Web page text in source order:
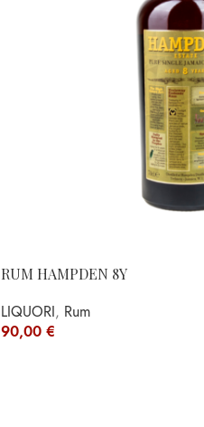
RUM HAMPDEN 8Y
LIQUORI, Rum
90,00€